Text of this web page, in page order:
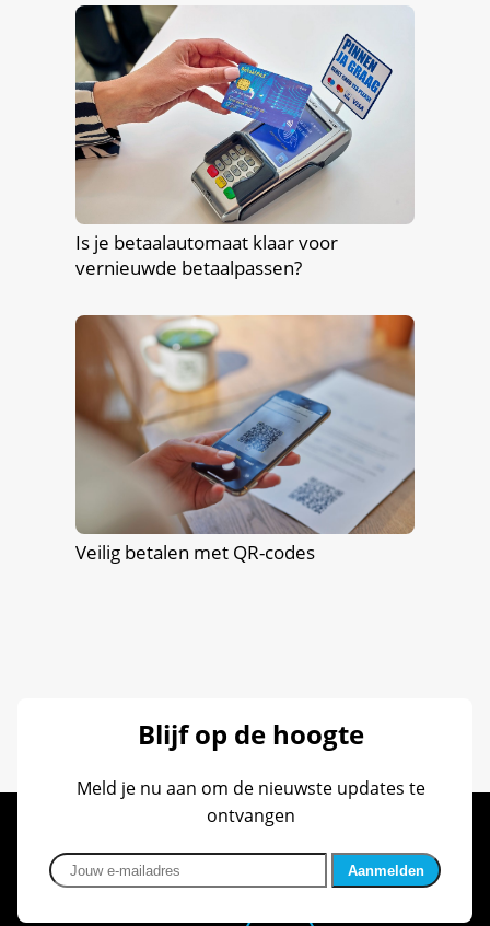
Is je betaalautomaat klaar voor
vernieuwde betaalpassen?
Veilig betalen met QR-codes
Blijf op de hoogte
Meld je nu aan om de nieuwste updates te
ontvangen
Jouw e-mailadres